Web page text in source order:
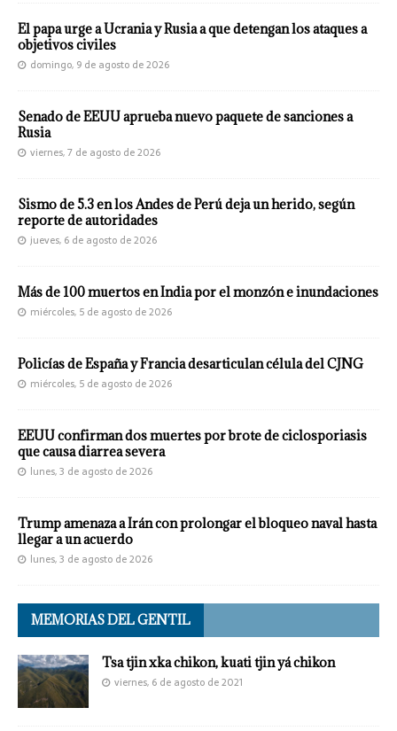
El papa urge a Ucrania y Rusia a que detengan los ataques a
objetivos civiles
domingo, 9 de agosto de 2026
Senado de EEUU aprueba nuevo paquete de sanciones a
Rusia
viernes, 7 de agosto de 2026
Sismo de 5.3 en los Andes de Perú deja un herido, según
reporte de autoridades
jueves, 6 de agosto de 2026
Más de 100 muertos en India por el monzón e inundaciones
miércoles, 5 de agosto de 2026
Policías de España y Francia desarticulan célula del CJNG
miércoles, 5 de agosto de 2026
EEUU confirman dos muertes por brote de ciclosporiasis
que causa diarrea severa
lunes, 3 de agosto de 2026
Trump amenaza a Irán con prolongar el bloqueo naval hasta
llegar a un acuerdo
lunes, 3 de agosto de 2026
MEMORIAS DEL GENTIL
Tsa tjin xka chikon, kuati tjin yá chikon
viernes, 6 de agosto de 2021